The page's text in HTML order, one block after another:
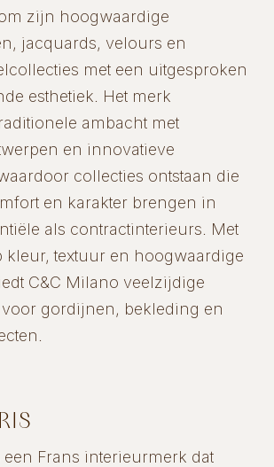
zijn hoogwaardige
jacquards, velours en
met een uitgesproken
esthetiek. Het merk
ambacht met
en innovatieve
collecties ontstaan die
en karakter brengen in
als contractinterieurs. Met
kleur, textuur en hoogwaardige
C&C Milano veelzijdige
gordijnen, bekleding en
een Frans interieurmerk dat